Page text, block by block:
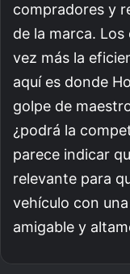
compradores y
de la marca.
vez más la
aquí es donde
golpe de
¿podrá la
parece indicar
relevante para
vehículo con
amigable y